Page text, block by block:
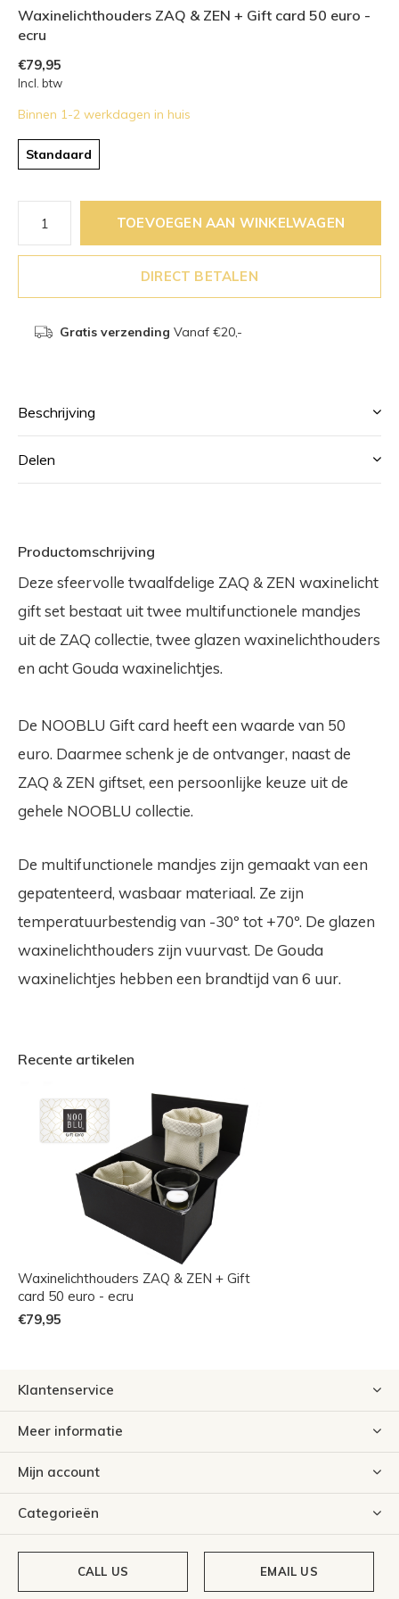
Waxinelichthouders ZAQ & ZEN + Gift card 50 euro -
ecru
€79,95
Incl. btw
Binnen 1-2 werkdagen in huis
Standaard
TOEVOEGEN AAN WINKELWAGEN
DIRECT BETALEN
Gratis verzending Vanaf €20,-
Beschrijving
Delen
Productomschrijving
Deze sfeervolle twaalfdelige ZAQ & ZEN waxinelicht
gift set bestaat uit twee multifunctionele mandjes
uit de ZAQ collectie, twee glazen waxinelichthouders
en acht Gouda waxinelichtjes.
De NOOBLU Gift card heeft een waarde van 50
euro. Daarmee schenk je de ontvanger, naast de
ZAQ & ZEN giftset, een persoonlijke keuze uit de
gehele NOOBLU collectie.
De multifunctionele mandjes zijn gemaakt van een
gepatenteerd, wasbaar materiaal. Ze zijn
temperatuurbestendig van -30º tot +70º. De glazen
waxinelichthouders zijn vuurvast. De Gouda
waxinelichtjes hebben een brandtijd van 6 uur.
Recente artikelen
Waxinelichthouders ZAQ & ZEN + Gift
card 50 euro - ecru
€79,95
Klantenservice
Meer informatie
Mijn account
Categorieën
CALL US EMAIL US